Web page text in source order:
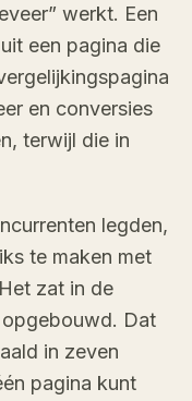
werkt. Een
een pagina die
en conversies
terwijl die in
legden,
te maken met
zat in de
Dat
in zeven
pagina kunt